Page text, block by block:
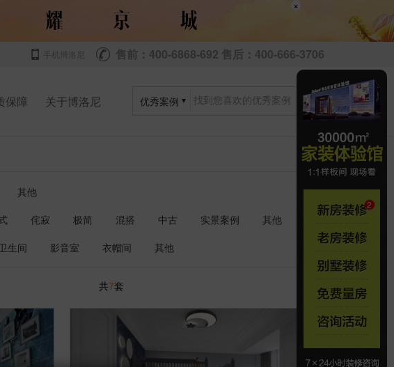
×
手机博洛尼 售前：400-6868-692 售后：400-666-3706
保障 关于博洛尼 优秀案例
其他
侘寂 极简 混搭 中古 实景案例
其他
生间 影音室 衣帽间 其他
共7套 1